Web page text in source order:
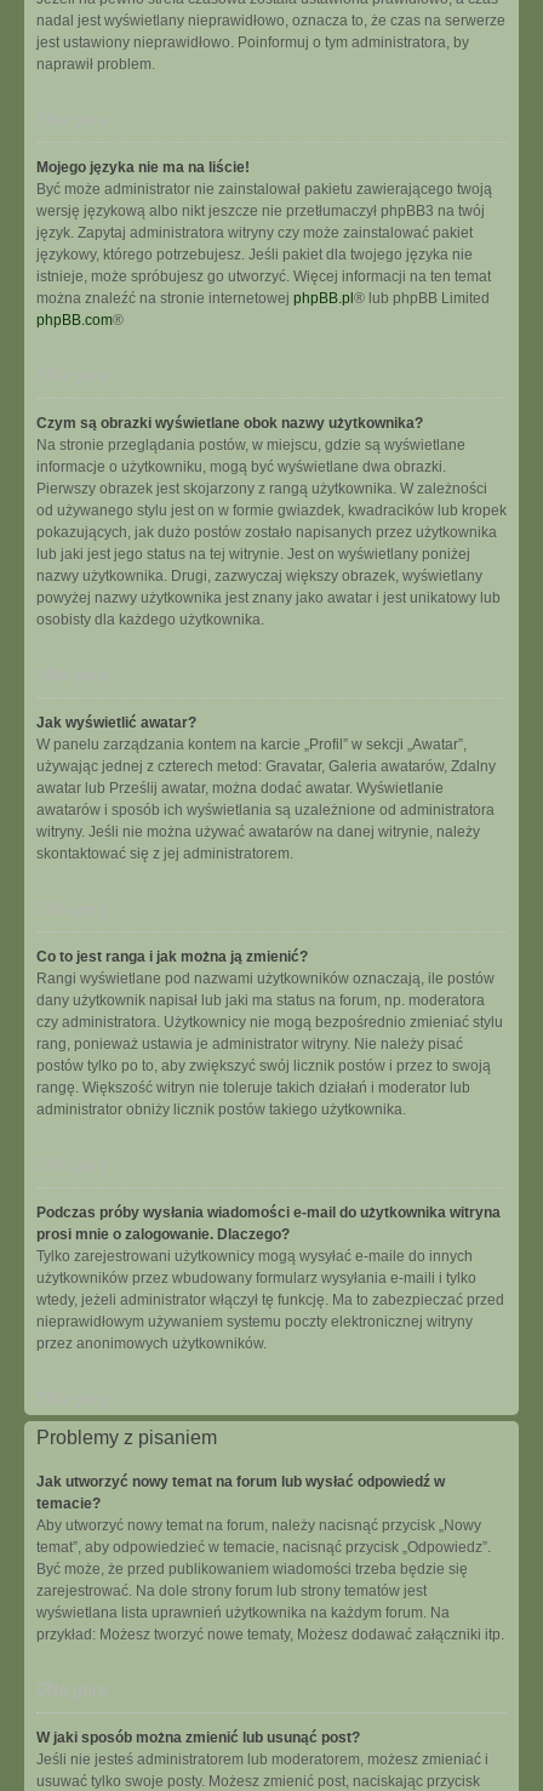
nadal jest wyświetlany nieprawidłowo, oznacza to, że czas na serwerze
jest ustawiony nieprawidłowo. Poinformuj o tym administratora, by
naprawił problem.
Mojego języka nie ma na liście!
Być może administrator nie zainstalował pakietu zawierającego twoją
wersję językową albo nikt jeszcze nie przetłumaczył phpBB3 na twój
język. Zapytaj administratora witryny czy może zainstalować pakiet
językowy, którego potrzebujesz. Jeśli pakiet dla twojego języka nie
istnieje, może spróbujesz go utworzyć. Więcej informacji na ten temat
można znaleźć na stronie internetowej phpBB.pl ® lub phpBB Limited
phpBB.com®
Czym są obrazki wyświetlane obok nazwy użytkownika?
Na stronie przeglądania postów, w miejscu, gdzie są wyświetlane
informacje o użytkowniku, mogą być wyświetlane dwa obrazki.
Pierwszy obrazek jest skojarzony z rangą użytkownika. W zależności
od używanego stylu jest on w formie gwiazdek, kwadracików lub kropek
pokazujących, jak dużo postów zostało napisanych przez użytkownika
lub jaki jest jego status na tej witrynie. Jest on wyświetlany poniżej
nazwy użytkownika. Drugi, zazwyczaj większy obrazek, wyświetlany
powyżej nazwy użytkownika jest znany jako awatar i jest unikatowy lub
osobisty dla każdego użytkownika.
Jak wyświetlić awatar?
W panelu zarządzania kontem na karcie „Profil” w sekcji „Awatar”,
używając jednej z czterech metod: Gravatar, Galeria awatarów, Zdalny
awatar lub Prześlij awatar, można dodać awatar. Wyświetlanie
awatarów i sposób ich wyświetlania są uzależnione od administratora
witryny. Jeśli nie można używać awatarów na danej witrynie, należy
skontaktować się z jej administratorem.
Co to jest ranga i jak można ją zmienić?
Rangi wyświetlane pod nazwami użytkowników oznaczają, ile postów
dany użytkownik napisał lub jaki ma status na forum, np. moderatora
czy administratora. Użytkownicy nie mogą bezpośrednio zmieniać stylu
rang, ponieważ ustawia je administrator witryny. Nie należy pisać
postów tylko po to, aby zwiększyć swój licznik postów i przez to swoją
rangę. Większość witryn nie toleruje takich działań i moderator lub
administrator obniży licznik postów takiego użytkownika.
Podczas próby wysłania wiadomości e-mail do użytkownika witryna
prosi mnie o zalogowanie. Dlaczego?
Tylko zarejestrowani użytkownicy mogą wysyłać e-maile do innych
użytkowników przez wbudowany formularz wysyłania e-maili i tylko
wtedy, jeżeli administrator włączył tę funkcję. Ma to zabezpieczać przed
nieprawidłowym używaniem systemu poczty elektronicznej witryny
przez anonimowych użytkowników.
Problemy z pisaniem
Jak utworzyć nowy temat na forum lub wysłać odpowiedź w
temacie?
Aby utworzyć nowy temat na forum, należy nacisnąć przycisk „Nowy
temat”, aby odpowiedzieć w temacie, nacisnąć przycisk „Odpowiedz”.
Być może, że przed publikowaniem wiadomości trzeba będzie się
zarejestrować. Na dole strony forum lub strony tematów jest
wyświetlana lista uprawnień użytkownika na każdym forum. Na
przykład: Możesz tworzyć nowe tematy, Możesz dodawać załączniki itp.
Na górę
W jaki sposób można zmienić lub usunąć post?
Jeśli nie jesteś administratorem lub moderatorem, możesz zmieniać i
usuwać tylko swoje posty. Możesz zmienić post, naciskając przycisk